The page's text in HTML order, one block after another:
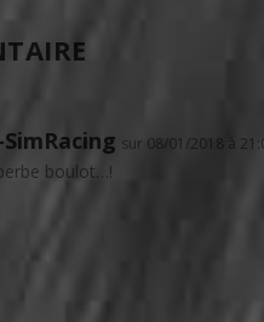
sur 08/01/2018 à
boulot…!